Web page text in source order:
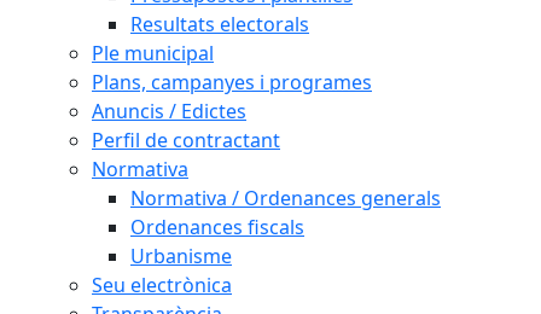
Resultats electorals
Ple municipal
Plans, campanyes i programes
Anuncis / Edictes
Perfil de contractant
Normativa
Normativa / Ordenances generals
Ordenances fiscals
Urbanisme
Seu electrònica